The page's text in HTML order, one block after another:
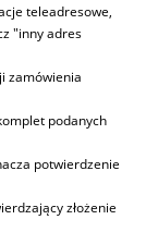
teleadresowe,
"inny adres
zamówienia
podanych
potwierdzenie
złożenie